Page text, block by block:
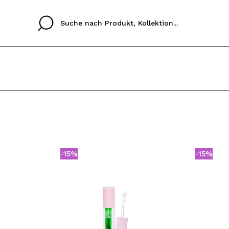
ICH
Durch die Erstellung
Einkäufe schnell
ESPAÑOL
-15% -15%